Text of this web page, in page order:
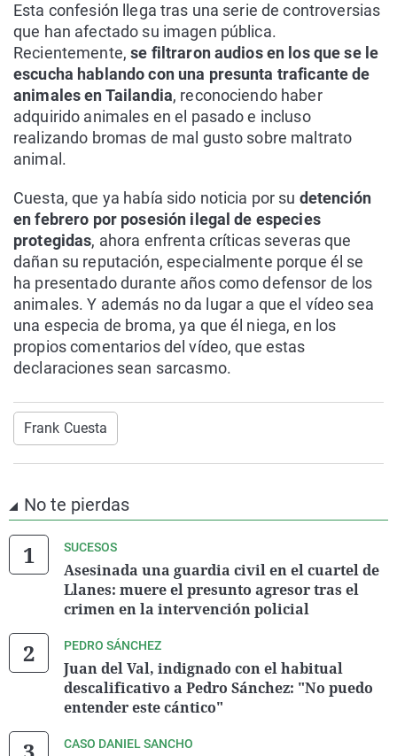
Esta confesión llega tras una serie de controversias
que han afectado su imagen pública.
Recientemente,se filtraron audios en los que se le
escucha hablando con una presunta traficante de
animales en Tailandia, reconociendo haber
adquirido animales en el pasado e incluso
realizando bromas de mal gusto sobre maltrato
animal.
Cuesta, que ya había sido noticia por su detención
en febrero por posesión ilegal de especies
protegidas, ahora enfrenta críticas severas que
dañan su reputación, especialmente porque él se
ha presentado durante años como defensor de los
animales. Y además no da lugar a que el vídeo sea
una especia de broma, ya que él niega, en los
propios comentarios del vídeo, que estas
declaraciones sean sarcasmo.
Frank Cuesta
No te pierdas
SUCESOS
Asesinada una guardia civil en el cuartel de
Llanes: muere el presunto agresor tras el
crimen en la intervención policial
PEDRO SÁNCHEZ
Juan del Val, indignado con el habitual
descalificativo a Pedro Sánchez: "No puedo
entender este cántico"
CASO DANIEL SANCHO